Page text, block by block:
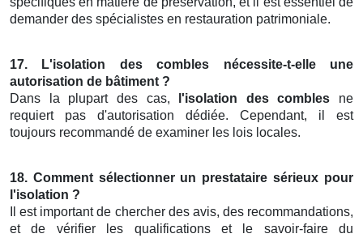
demander des spécialistes en restauration patrimoniale.
17. L'isolation des combles nécessite-t-elle une
autorisation de bâtiment ?
Dans la plupart des cas,
l'isolation des combles ne
requiert pas d'autorisation dédiée. Cependant, il est
toujours recommandé de examiner les lois locales.
18. Comment sélectionner un prestataire sérieux pour
l'isolation ?
Il est important de chercher des avis, des recommandations,
et de vérifier les qualifications et le savoir-faire du